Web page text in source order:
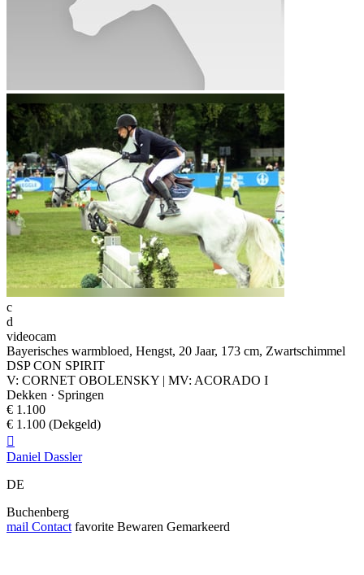
c
d
videocam
Bayerisches warmbloed, Hengst, 20 Jaar, 173 cm, Zwartschimmel
DSP CON SPIRIT
V: CORNET OBOLENSKY | MV: ACORADO I
Dekken · Springen
€ 1.100
€ 1.100 (Dekgeld)

Daniel Dassler
DE
Buchenberg
mail Contact favorite Bewaren Gemarkeerd